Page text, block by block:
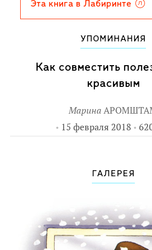
Эта книга в Лабиринте
УПОМИНАНИЯ
Как совместить
красивым
Марина
15 февраля 2018
ГАЛЕРЕЯ